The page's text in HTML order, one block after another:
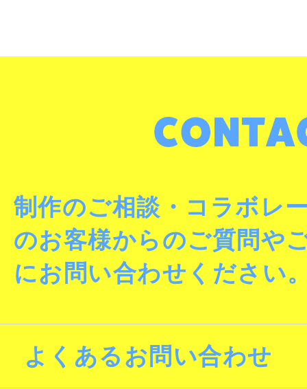
制作のご相談・コラボレ
のお客様からのご質問や
にお問い合わせください
よくあるお問い合わせ